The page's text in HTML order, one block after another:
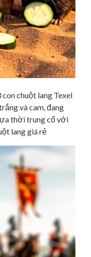
chuột lang Texel
và cam, đang
thời trung cổ với
lang giá rẻ